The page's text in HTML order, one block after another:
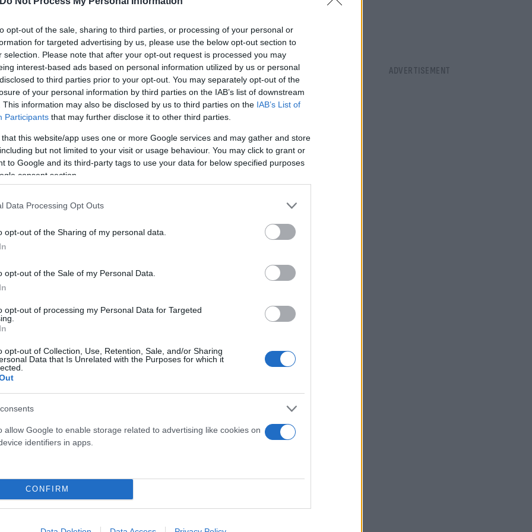
opt-out of the sale, sharing to third parties, or processing of your personal or
for targeted advertising by us, please use the below opt-out section to
selection. Please note that after your opt-out request is processed you may
interest-based ads based on personal information utilized by us or personal
to third parties prior to your opt-out. You may separately opt-out of the
of your personal information by third parties on the IAB’s list of downstream
This information may also be disclosed by us to third parties on the IAB’s List of
Participants that may further disclose it to other third parties.
that this website/app uses one or more Google services and may gather and store
but not limited to your visit or usage behaviour. You may click to grant or
to Google and its third-party tags to use your data for below specified purposes
consent section.
Data Processing Opt Outs
opt-out of the Sharing of my personal data.
opt-out of the Sale of my Personal Data.
opt-out of processing my Personal Data for Targeted
opt-out of Collection, Use, Retention, Sale, and/or Sharing
Data that Is Unrelated with the Purposes for which it
allow Google to enable storage related to advertising like cookies on
identifiers in apps.
CONFIRM
#Μέθανα.
της 9ης και 6ης
Flash.grστην αναζήτηση τηςGoogle
εναέρια μέσα
τμήμα λόγω φωτιάς - Τι συνέβη